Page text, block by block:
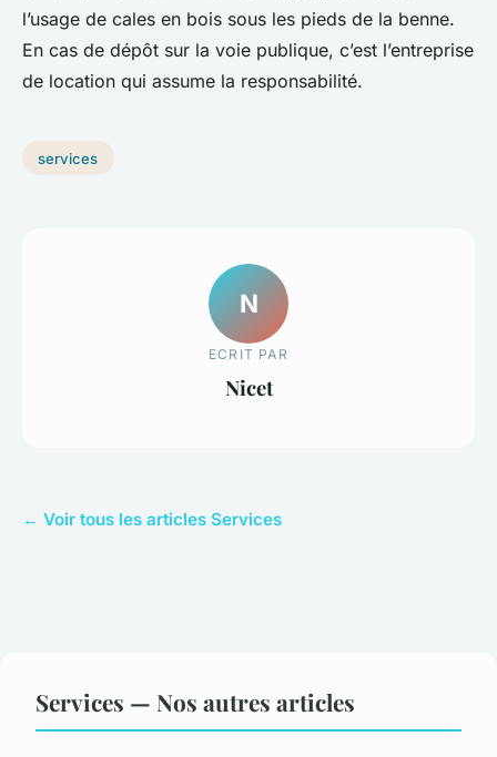
l’usage de cales en bois sous les pieds de la benne.
En cas de dépôt sur la voie publique, c’est l’entreprise
de location qui assume la responsabilité.
services
N
ECRIT PAR
Nicet
← Voir tous les articles Services
Services — Nos autres articles